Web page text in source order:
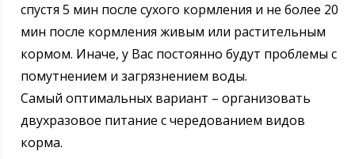
спустя 5 мин после сухого кормления и не более 20
мин после кормления живым или растительным
кормом. Иначе, у Вас постоянно будут проблемы с
помутнением и загрязнением воды.
Самый оптимальных вариант – организовать
двухразовое питание с чередованием видов
корма.